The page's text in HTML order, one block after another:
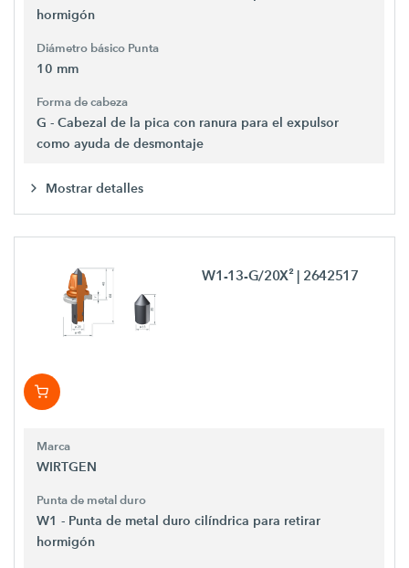
hormigón
Diámetro básico Punta
10 mm
Forma de cabeza
G - Cabezal de la pica con ranura para el expulsor
como ayuda de desmontaje
Mostrar detalles
W1-13-G/20X² | 2642517
Marca
WIRTGEN
Punta de metal duro
W1 - Punta de metal duro cilíndrica para retirar
hormigón